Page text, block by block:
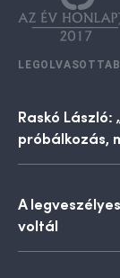
Raskó
próbálkozás,
A
voltál